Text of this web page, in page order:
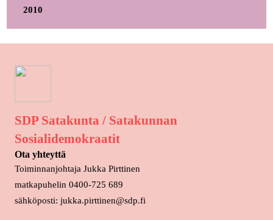
2010
SDP Satakunta / Satakunnan
Sosialidemokraatit
Ota yhteyttä
Toiminnanjohtaja Jukka Pirttinen
matkapuhelin 0400-725 689
sähköposti: jukka.pirttinen@sdp.fi